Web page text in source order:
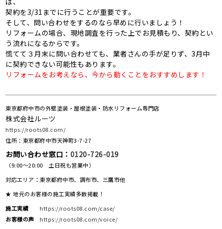
契約を3/31 までに行うことが重要です。
そして、問い合わせをするのなら早めに行いましょう！
リフォームの場合、現地調査を行った上でお見積もり、契約とい
う流れになるからです。
慌てて３月末に問い合わせても、業者さんの手が足りず、3月中
に契約できない可能性もあります。
リフォームをお考えなら、今から動くことをおすすめします！
東京都府中市の外壁塗装・屋根塗装・防水リフォーム専門店
株式会社ルーツ
https://roots08.com/
住所：東京都府中市天神町3-7-27
お問い合わせ窓口： 0120-726-019
（9:00～20:00 土日祝も営業中）
対応エリア：東京都府中市、調布市、三鷹市他
★ 地元のお客様の施工実績多数掲載！
施工実績
https://roots08.com/case/
お客様の声
https://roots08.com/voice/